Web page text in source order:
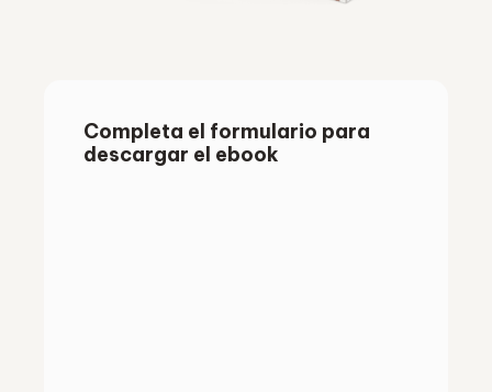
Completa el formulario para
descargar el ebook